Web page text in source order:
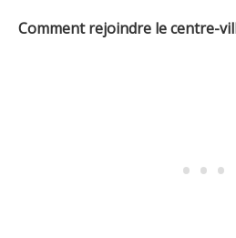
Comment rejoindre le centre-